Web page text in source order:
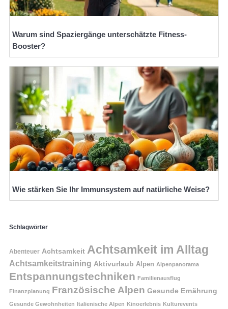
Warum sind Spaziergänge unterschätzte Fitness-
Booster?
Wie stärken Sie Ihr Immunsystem auf natürliche Weise?
Schlagwörter
Abenteuer Achtsamkeit Achtsamkeit im Alltag
Achtsamkeitstraining Aktivurlaub Alpen Alpenpanorama
Entspannungstechniken Familienausflug
Finanzplanung Französische Alpen Gesunde Ernährung
Gesunde Gewohnheiten Italienische Alpen Kinoerlebnis Kulturevents